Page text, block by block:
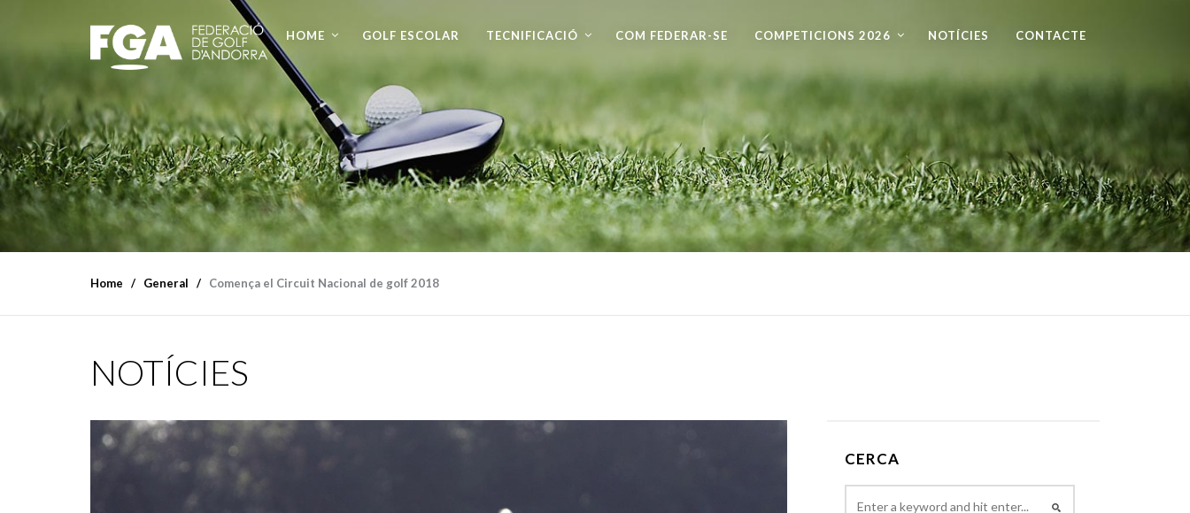
HOME GOLF ESCOLAR TECNIFICACIÓ COM FEDERAR-SE COMPETICIONS 2026 NOTÍCIES CONTACTE
Home General Comença el Circuit Nacional de golf 2018
NOTÍCIES
CERCA